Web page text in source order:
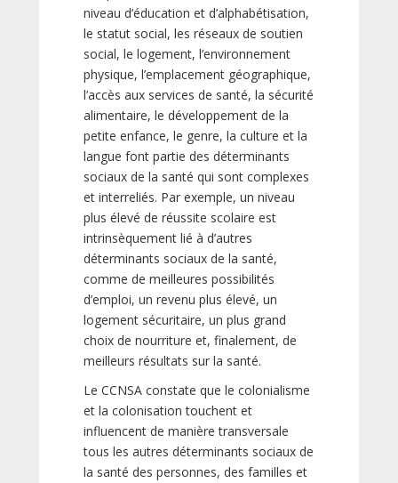
niveau d’éducation et d’alphabétisation,
le statut social, les réseaux de soutien
social, le logement, l’environnement
physique, l’emplacement géographique,
l’accès aux services de santé, la sécurité
alimentaire, le développement de la
petite enfance, le genre, la culture et la
langue font partie des déterminants
sociaux de la santé qui sont complexes
et interreliés. Par exemple, un niveau
plus élevé de réussite scolaire est
intrinsèquement lié à d’autres
déterminants sociaux de la santé,
comme de meilleures possibilités
d’emploi, un revenu plus élevé, un
logement sécuritaire, un plus grand
choix de nourriture et, finalement, de
meilleurs résultats sur la santé.
Le CCNSA constate que le colonialisme
et la colonisation touchent et
influencent de manière transversale
tous les autres déterminants sociaux de
la santé des personnes, des familles et